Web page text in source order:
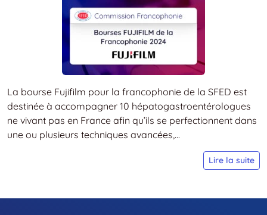
La bourse Fujifilm pour la francophonie de la SFED est
destinée à accompagner 10 hépatogastroentérologues
ne vivant pas en France afin qu’ils se perfectionnent dans
une ou plusieurs techniques avancées,...
Lire la suite
la